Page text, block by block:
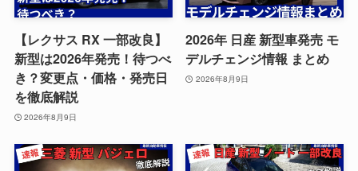
【レクサス RX 一部改良】
新型は2026年発売！待つべ
き？変更点・価格・発売日
を徹底解説
2026年8月9日
2026年 日産 新型車発売 モ
デルチェンジ情報 まとめ
2026年8月9日